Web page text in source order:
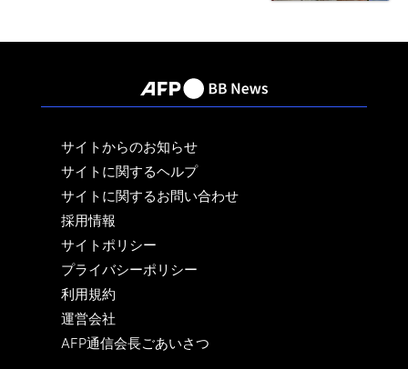
サイトからのお知らせ
サイトに関するヘルプ
サイトに関するお問い合わせ
採用情報
サイトポリシー
プライバシーポリシー
利用規約
運営会社
AFP通信会長ごあいさつ